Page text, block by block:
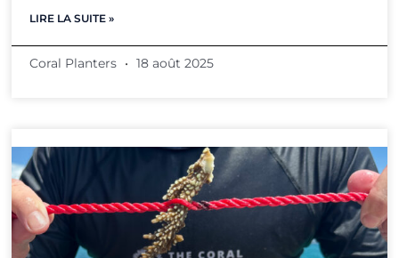
LIRE LA SUITE »
Coral Planters 18 août 2025